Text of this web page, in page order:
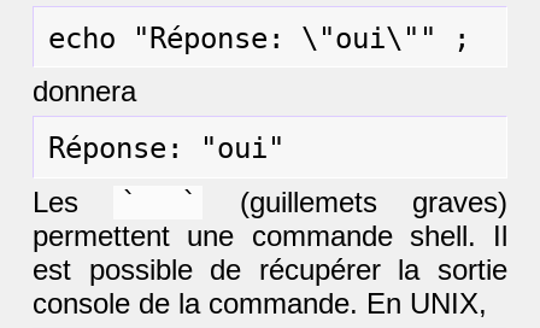
donnera
Les ` `
(guillemets graves)
permettent une commande shell. Il
est possible de récupérer la sortie
console de la commande. En UNIX,